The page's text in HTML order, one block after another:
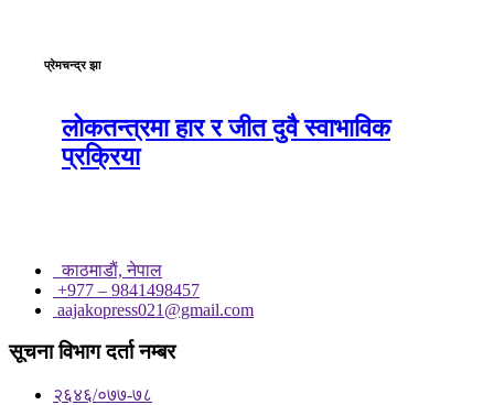
प्रेमचन्द्र झा
लोकतन्त्रमा हार र जीत दुवै स्वाभाविक
प्रक्रिया
काठमाडाैं, नेपाल
+977 – 9841498457
aajakopress021@gmail.com
सूचना विभाग दर्ता नम्बर
२६४६/०७७-७८